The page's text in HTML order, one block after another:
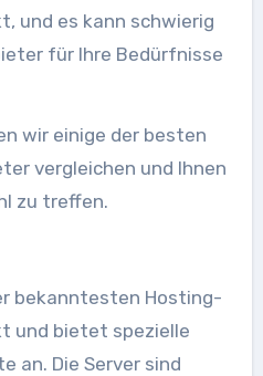
und es kann schwierig
für Ihre Bedürfnisse
wir einige der besten
vergleichen und Ihnen
zu treffen.
bekanntesten Hosting-
und bietet spezielle
an. Die Server sind